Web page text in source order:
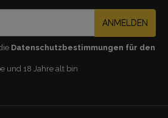
ANMELDEN
Datenschutzbestimmungen für den
und 18 Jahre alt bin